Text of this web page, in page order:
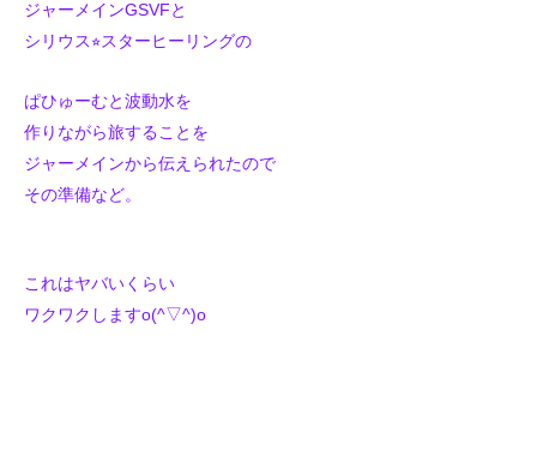
ジャーメインGSVFと
シリウス⭐︎スターヒーリングの
ぱひゅーむと波動水を
作りながら旅することを
ジャーメインから伝えられたので
その準備など。
これはヤバいくらい
ワクワクしますo(^▽^)o